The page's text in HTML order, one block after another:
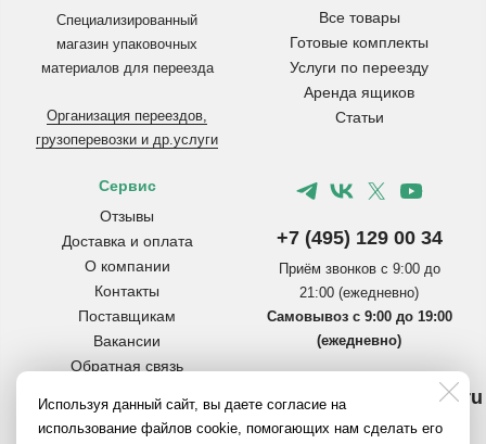
Специализированный
магазин упаковочных
материалов для переезда
Организация переездов,
грузоперевозки и др.услуги
Все товары
Готовые комплекты
Услуги по переезду
Аренда ящиков
Статьи
Сервис
Отзывы
Доставка и оплата
О компании
Контакты
Поставщикам
Вакансии
Обратная связь
коробок
+7 (495) 129 00 34
Приём звонков с 9:00 до
21:00 (ежедневно)
Самовывоз с 9:00 до 19:00
(ежедневно)
info@pereezdmarket.ru
Общая почта для клиентов
Используя данный сайт, вы даете согласие на
использование файлов cookie, помогающих нам сделать его